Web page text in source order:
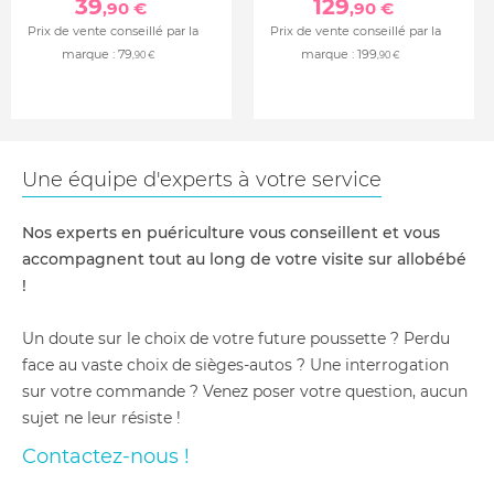
39,90 €
Prix de vente conseillé par la
marque : 79,90 €
129,90 €
Prix de vente conseillé par la
marque : 199,90 €
Une équipe d'experts à votre service
Nos experts en puériculture vous conseillent et vous
accompagnent tout au long de votre visite sur allobébé
!
Un doute sur le choix de votre future poussette ? Perdu
face au vaste choix de sièges-autos ? Une interrogation
sur votre commande ? Venez poser votre question, aucun
sujet ne leur résiste !
Contactez-nous !